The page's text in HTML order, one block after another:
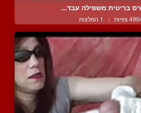
בריטית משפילה עבד...
צפיות | 1 המלצות